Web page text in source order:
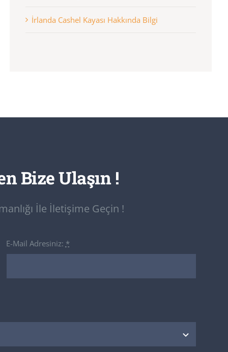
İrlanda Cashel Kayası Hakkında Bilgi
Bize Ulaşın !
İle İletişime Geçin !
E-Mail Adresiniz: *